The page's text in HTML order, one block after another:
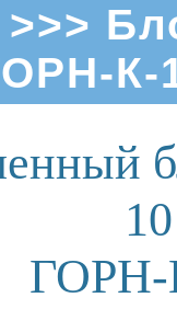
>>>
К-
ГОРН-